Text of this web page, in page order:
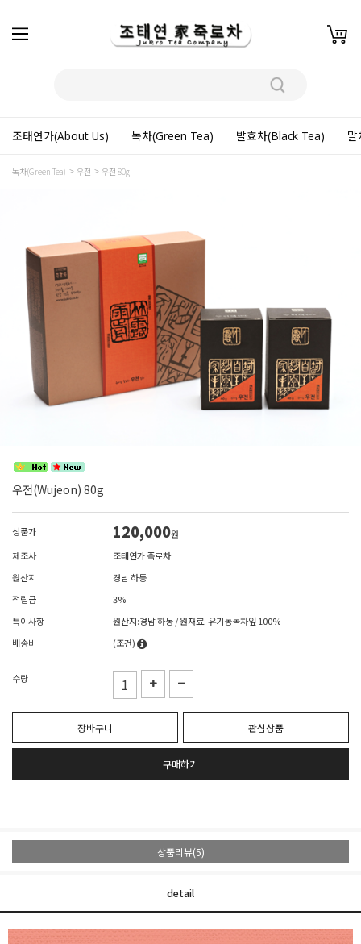
조태연가(About Us) 녹차(Green Tea) 발효차(Black Tea)
녹차(Green Tea) 우전 우전 80g
우전(Wujeon) 80g
상품가 120,000원
제조사
조태연가 죽로차
원산지
경남 하동
적립금
3%
특이사항
원산지:경남 하동 / 원재료: 유기농녹차잎 100%
배송비
(조건)
수량
장바구니 관심상품
구매하기
상품리뷰(5)
detail